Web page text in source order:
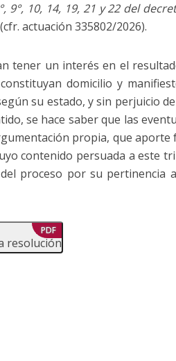
10, 14, 19, 21 y 22 del
actuación 335802/2026).
tener un interés en el
domicilio y
su estado, y sin perjuicio
se hace saber que las
propia, que
contenido persuada a este
proceso por su pertinencia
resolución
PDF